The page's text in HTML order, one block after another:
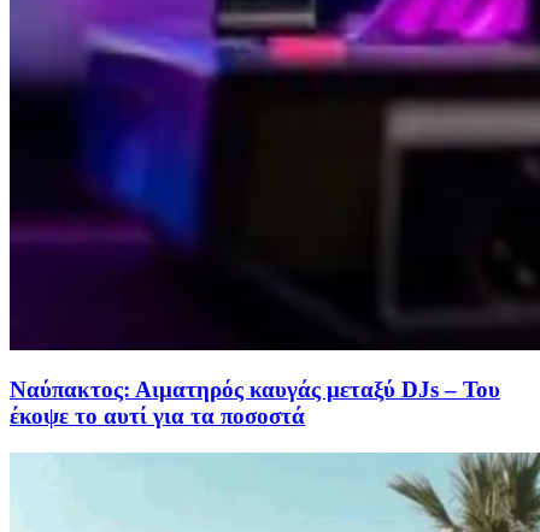
Ναύπακτος: Αιματηρός καυγάς μεταξύ DJs – Του
έκοψε το αυτί για τα ποσοστά